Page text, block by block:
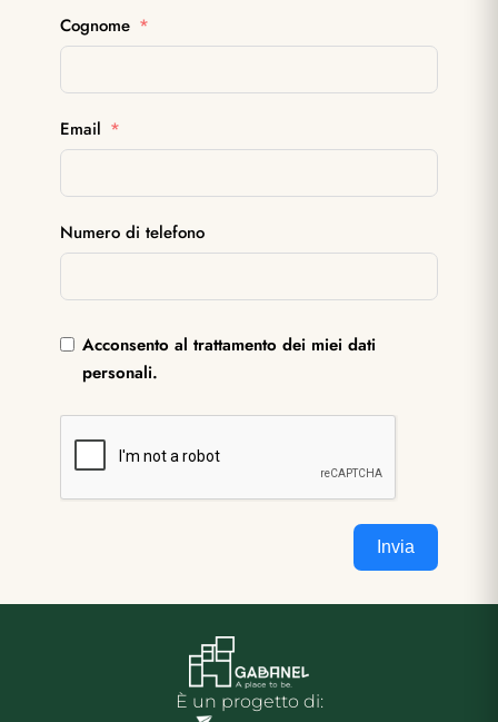
Cognome
Email
Numero di telefono
Acconsento al trattamento dei miei dati
personali.
Invia
È un progetto di: